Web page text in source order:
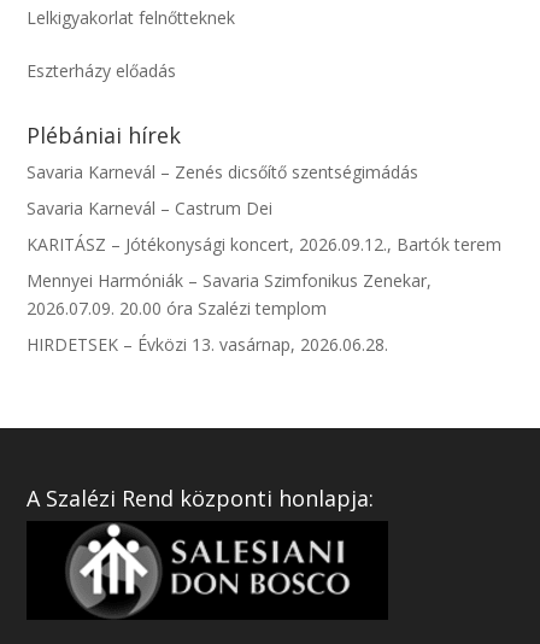
Lelkigyakorlat felnőtteknek
Eszterházy előadás
Plébániai hírek
Savaria Karnevál – Zenés dicsőítő szentségimádás
Savaria Karnevál – Castrum Dei
KARITÁSZ – Jótékonysági koncert, 2026.09.12., Bartók terem
Mennyei Harmóniák – Savaria Szimfonikus Zenekar,
2026.07.09. 20.00 óra Szalézi templom
HIRDETSEK – Évközi 13. vasárnap, 2026.06.28.
A Szalézi Rend központi honlapja: